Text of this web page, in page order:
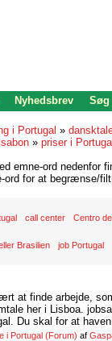
Nyhedsbrev Søg
i Portugal »
» priser i
emne-ord nedenfor
ord for at begrænse/
call center Centro
Brasilien job Portugal
at finde arbejde,
her i Lisboa.
Du skal for at
i Portugal (Forum) af